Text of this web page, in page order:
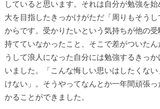
していると思います。それは自分が勉強を
大を目指したきっかけがただ「周りもそうし
からです。受かりたいという気持ちが他の受
持てていなかったこと、そこで差がついた
うして浪人になった自分には勉強するきっ
いました。「こんな悔しい思いはしたくな
けない」。そうやってなんとか一年間頑張
かることができました。